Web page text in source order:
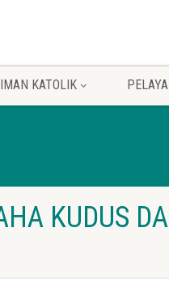
IMAN KATOLIK
KUDUS